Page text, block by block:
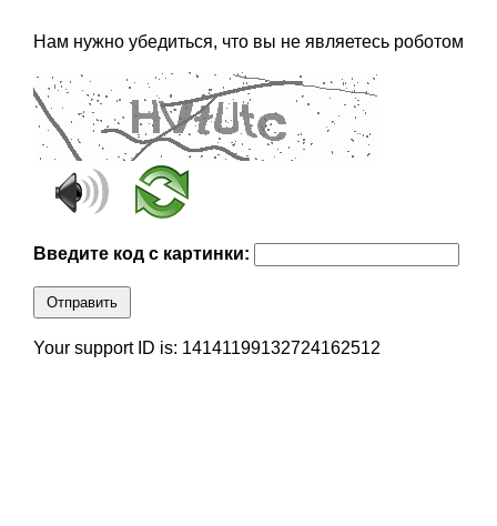
Нам нужно убедиться, что вы не являетесь роботом
Введите код с картинки:
Отправить
Your support ID is: 14141199132724162512